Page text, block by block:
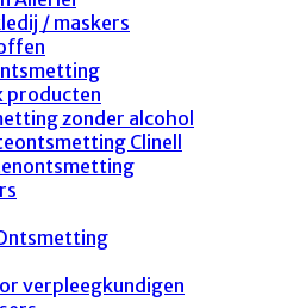
/ maskers
producten
zonder alcohol
Clinell
verpleegkundigen